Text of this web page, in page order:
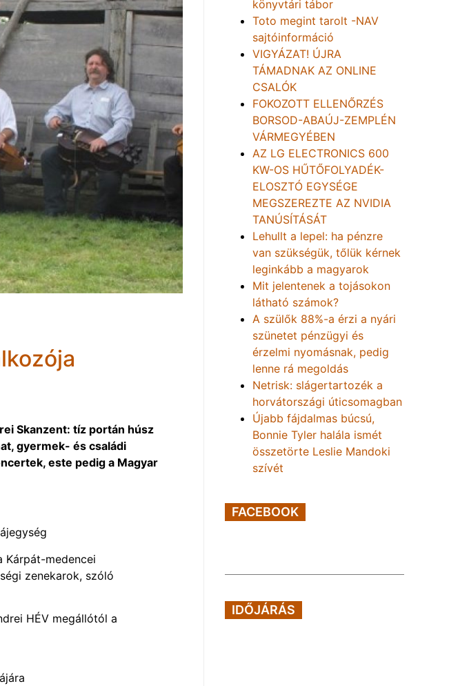
Skanzent: tíz portán húsz
gyermek- és családi
este pedig a Magyar
Kárpát-medencei
zenekarok, szóló
HÉV megállótól a
könyvtári tábor
Toto megint tarolt -NAV
sajtóinformáció
VIGYÁZAT! ÚJRA
TÁMADNAK AZ ONLINE
CSALÓK
FOKOZOTT ELLENŐRZÉS
BORSOD-ABAÚJ-ZEMPLÉN
VÁRMEGYÉBEN
AZ LG ELECTRONICS 600
KW-OS HŰTŐFOLYADÉK-
ELOSZTÓ EGYSÉGE
MEGSZEREZTE AZ NVIDIA
TANÚSÍTÁSÁT
Lehullt a lepel: ha pénzre
van szükségük, tőlük kérnek
leginkább a magyarok
Mit jelentenek a tojásokon
látható számok?
A szülők 88%-a érzi a nyári
szünetet pénzügyi és
érzelmi nyomásnak, pedig
lenne rá megoldás
Netrisk: slágertartozék a
horvátországi úticsomagban
Újabb fájdalmas búcsú,
Bonnie Tyler halála ismét
összetörte Leslie Mandoki
szívét
FACEBOOK
IDŐJÁRÁS